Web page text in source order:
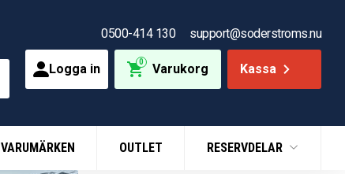
0500-414 130 support@soderstroms.nu
Logga in 0 Varukorg Kassa
VARUMÄRKEN OUTLET RESERVDELAR